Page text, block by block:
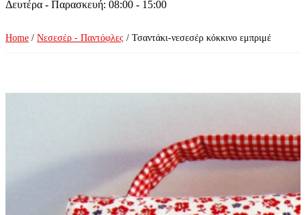
Δευτέρα - Παρασκευή: 08:00 - 15:00
Home / Νεσεσέρ - Παντόφλες / Τσαντάκι-νεσεσέρ κόκκινο εμπριμέ